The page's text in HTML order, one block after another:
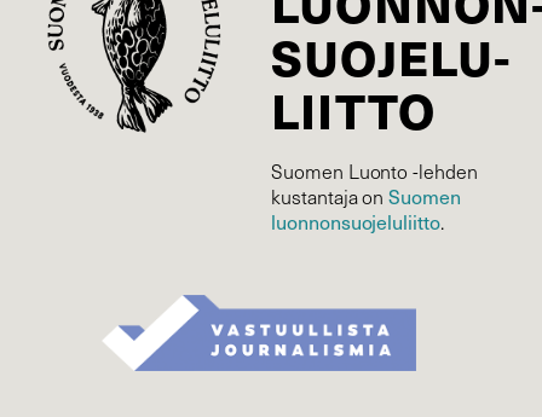
SUOJELU­
LIITTO
Suomen Luonto -lehden
kustantaja onSuomen
luonnonsuojelu­liitto.